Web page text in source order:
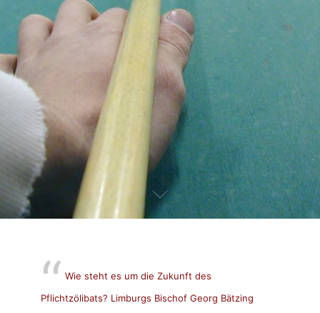
Wie steht es um die Zukunft des
Pflichtzölibats? Limburgs Bischof Georg Bätzing